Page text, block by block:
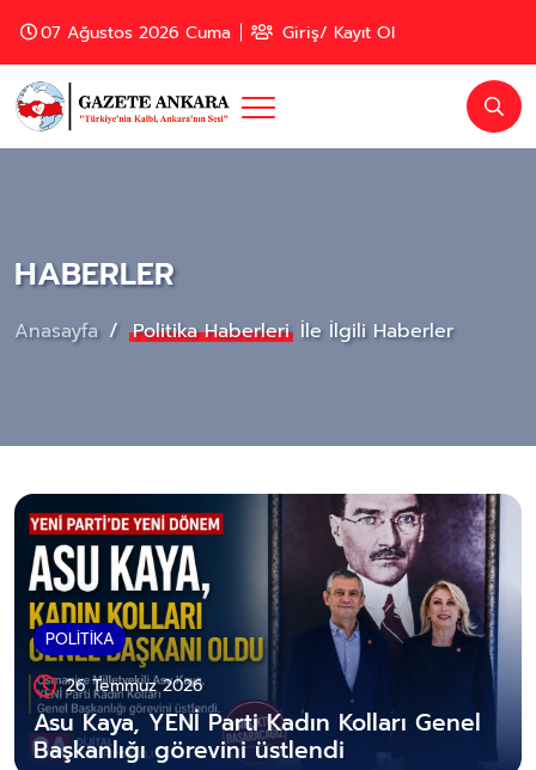
07 Ağustos 2026 Cuma Giriş/ Kayıt Ol
HABERLER
Anasayfa Politika Haberleri İle İlgili Haberler
POLİTİKA
26 Temmuz 2026
Asu Kaya, YENİ Parti Kadın Kolları Genel
Başkanlığı görevini üstlendi